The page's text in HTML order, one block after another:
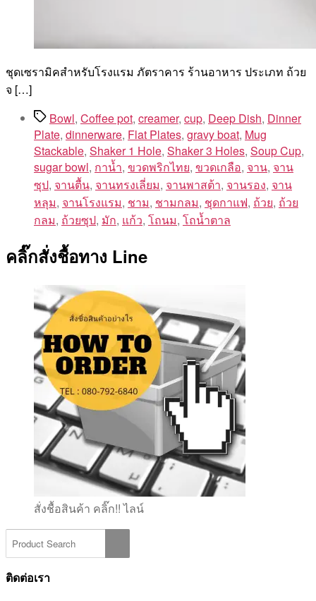
ชุดเซรามิคสำหรับโรงแรม ภัตราคาร ร้านอาหาร ประเภท ถ้วย
จ […]
TagsBowl, Coffee pot, creamer, cup, Deep Dish, Dinner
Plate, dinnerware, Flat Plates, gravy boat, Mug
Stackable, Shaker 1 Hole, Shaker 3 Holes, Soup Cup,
sugar bowl, กาน้ำ, ขวดพริกไทย, ขวดเกลือ, จาน, จาน
ซุป, จานตื้น, จานทรงเลี่ยม, จานพาสต้า, จานรอง, จาน
หลุม, จานโรงแรม, ชาม, ชามกลม, ชุดกาแฟ, ถ้วย, ถ้วย
กลม, ถ้วยซุป, มัก, แก้ว, โถนม, โถน้ำตาล
คลิ๊กสั่งชื้อทาง Line
สั่งชื้อสินค้า คลิ๊ก!! ไลน์
ติดต่อเรา